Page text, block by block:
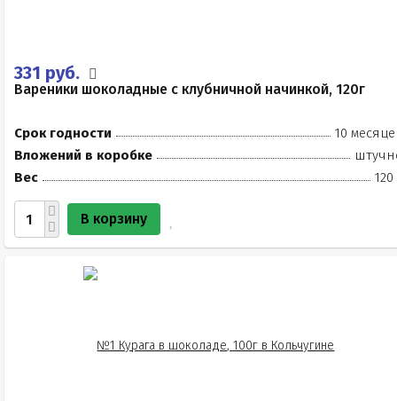
331 руб.
Вареники шоколадные с клубничной начинкой, 120г
Срок годности
10
Вложений в коробке
Вес
120
В корзину